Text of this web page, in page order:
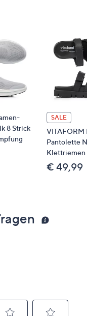
8 Strick
SALE
VITAFORM
Pantolette
Klettriemen
€ 49,99